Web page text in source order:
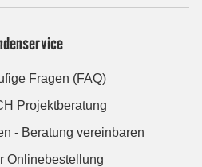
Fragen (FAQ)
Projektberatung
- Beratung vereinbaren
Onlinebestellung